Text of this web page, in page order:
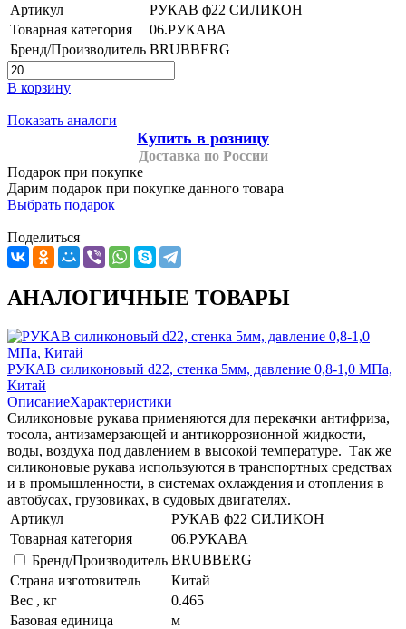
Артикул
РУКАВ ф22 СИЛИКОН
Товарная категория
06.РУКАВА
Бренд/Производитель BRUBBERG
В корзину
Показать аналоги
Купить в розницу
Доставка по России
Подарок при покупке
Дарим подарок при покупке данного товара
Выбрать подарок
Поделиться
АНАЛОГИЧНЫЕ ТОВАРЫ
РУКАВ силиконовый d22, стенка 5мм, давление 0,8-1,0 МПа,
Китай
ОписаниеХарактеристики
Силиконовые рукава применяются для перекачки антифриза,
тосола, антизамерзающей и антикоррозионной жидкости,
воды, воздуха под давлением в высокой температуре. Так же
силиконовые рукава используются в транспортных средствах
и в промышленности, в системах охлаждения и отопления в
автобусах, грузовиках, в судовых двигателях.
Артикул
РУКАВ ф22 СИЛИКОН
Товарная категория
06.РУКАВА
Бренд/Производитель BRUBBERG
Страна изготовитель
Китай
Вес , кг
0.465
Базовая единица
м